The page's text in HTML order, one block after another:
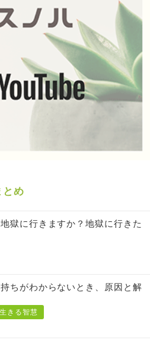
とめ
獄に行きますか？地獄に行きた
ちがわからないとき、原因と解
きる智慧